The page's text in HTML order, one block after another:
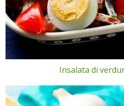
Insalata di